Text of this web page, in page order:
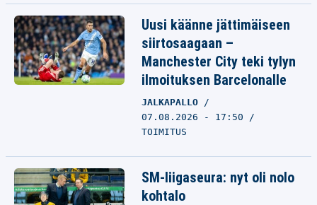
Uusi käänne jättimäiseen
siirtosaagaan –
Manchester City teki tylyn
ilmoituksen Barcelonalle
JALKAPALLO
07.08.2026 - 17:50
TOIMITUS
SM-liigaseura: nyt oli nolo
kohtalo